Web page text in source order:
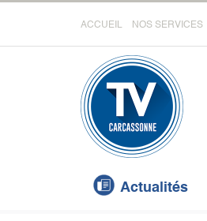
ACCUEIL NOS SERVICES
Actualités